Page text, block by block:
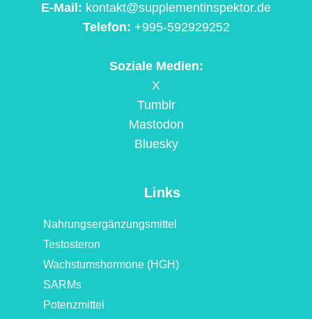
E-Mail: kontakt@supplementinspektor.de
Telefon: +995-592929252
Soziale Medien:
X
Tumblr
Mastodon
Bluesky
Links
Nahrungsergänzungsmittel
Testosteron
Wachstumshormone (HGH)
SARMs
Potenzmittel